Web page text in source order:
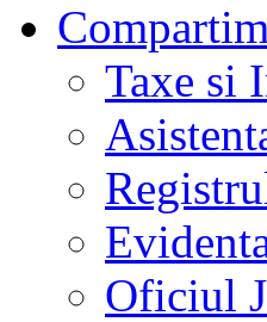
Taxe si
Oficiul